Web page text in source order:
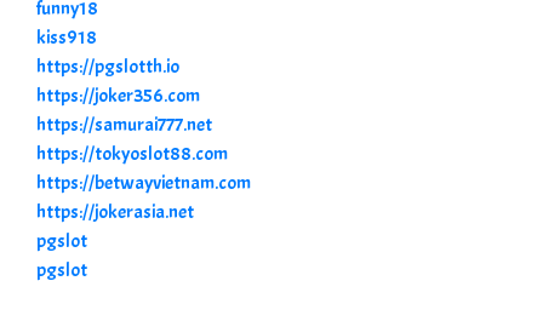
funny18
kiss918
https://pgslotth.io
https://joker356.com
https://samurai777.net
https://tokyoslot88.com
https://betwayvietnam.com
https://jokerasia.net
pgslot
pgslot